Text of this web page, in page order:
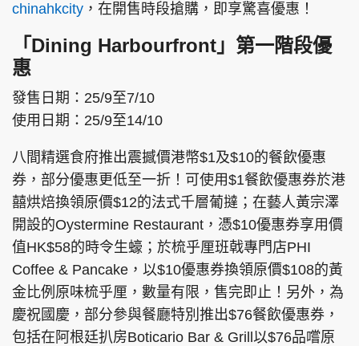
頭條搵工 EDUPLUS
關於我們
聯絡我們
隱私政策聲明
版權及免責聲明
Copyright © 東周網 版權所有 . 不得轉載
©Eastweek.com.hk. All rights reserved.
chinahkcity ，在開售時段搶購，即享驚喜優惠！
「Dining Harbourfront」第一階段優
惠
發售日期：25/9至7/10
使用日期：25/9至14/10
八間精選食府推出震撼價港幣$1及$10的餐飲優惠
券，部分優惠更低至一折！可使用$1餐飲優惠券於港
囍烘焙換領原價$12的法式千層葡撻；在藝人黃宗澤
開設的Oystermine Restaurant，憑$10優惠券享用價
值HK$58的時令生蠔；於梳乎厘班戟專門店PHI
Coffee & Pancake，以$10優惠券換領原價$108的黃
金比例原味梳乎厘，數量有限，售完即止！另外，為
慶祝國慶，部分參與餐廳特別推出$76餐飲優惠券，
包括在阿根廷扒房Boticario Bar & Grill以$76品嚐原